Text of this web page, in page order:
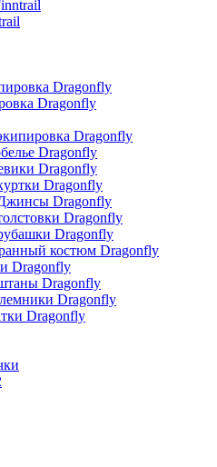
Dragonfly
Dragonfly
Dragonfly
Dragonfly
Dragonfly
Dragonfly
Dragonfly
Dragonfly
Dragonfly
костюм Dragonfly
Dragonfly
Dragonfly
Dragonfly
Dragonfly